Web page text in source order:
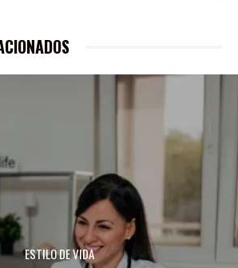
ESTILO DE VIDA